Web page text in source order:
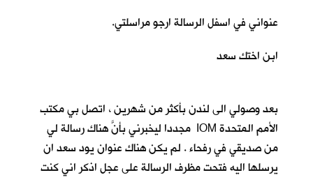
عنواني في اسفل الرسالة ارجو مراسلتي.
ابن اختك سعد
بعد وصولي الى لندن بأكثر من شهرين ، اتصل بي مكتب
الأمم المتحدة IOM مجددا ليخبرني بأنَّ هناك رسالة لي
من صديقي في رفحاء . لم يكن هناك عنوان يود سعد ان
يرسلها اليه فتحت مظرف الرسالة على عجل اذكر اني كنت